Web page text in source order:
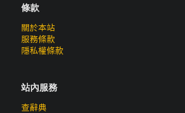
條款
關於本站
服務條款
隱私權條款
站內服務
查辭典